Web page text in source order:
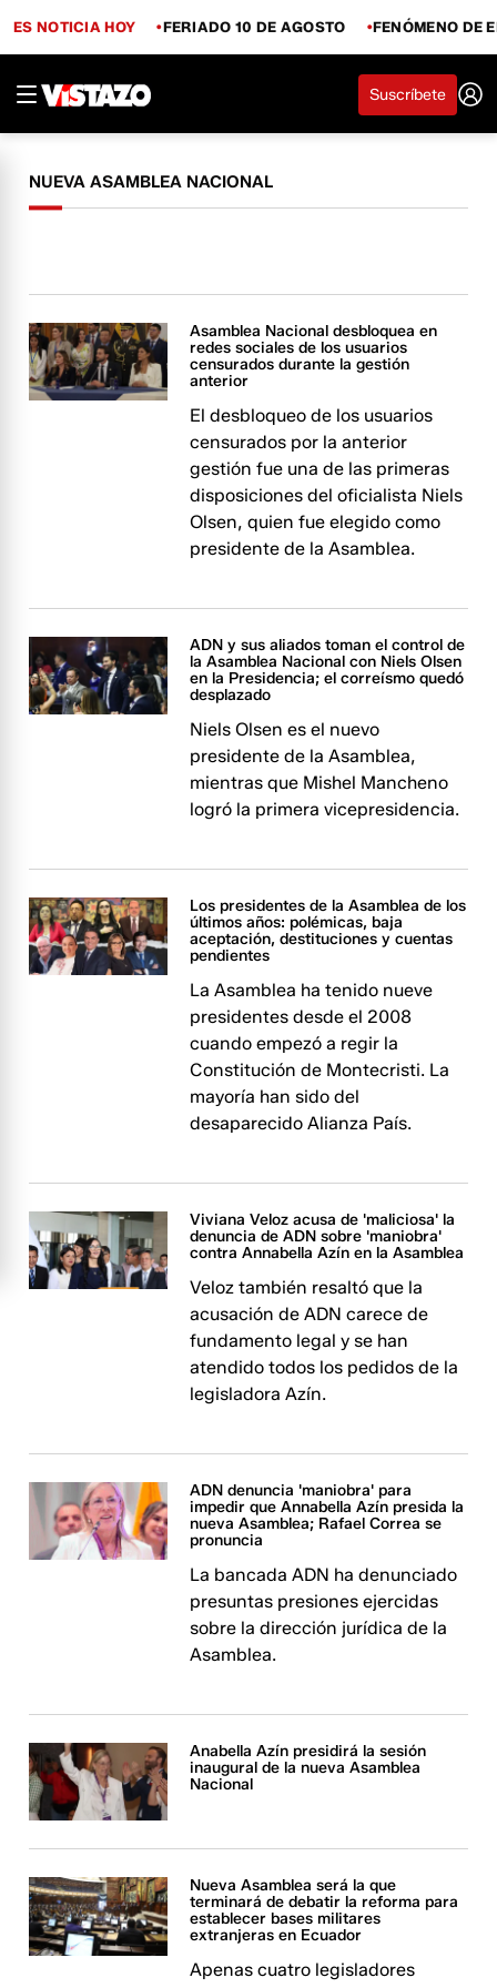
ES NOTICIA HOY FERIADO 10 DE AGOSTO FENÓMENO DE
Suscríbete
NUEVA ASAMBLEA NACIONAL
Asamblea Nacional desbloquea en
redes sociales de los usuarios
censurados durante la gestión
anterior
El desbloqueo de los usuarios
censurados por la anterior
gestión fue una de las primeras
disposiciones del oficialista Niels
Olsen, quien fue elegido como
presidente de la Asamblea.
ADN y sus aliados toman el control de
la Asamblea Nacional con Niels Olsen
en la Presidencia; el correísmo quedó
desplazado
Niels Olsen es el nuevo
presidente de la Asamblea,
mientras que Mishel Mancheno
logró la primera vicepresidencia.
Los presidentes de la Asamblea de los
últimos años: polémicas, baja
aceptación, destituciones y cuentas
pendientes
La Asamblea ha tenido nueve
presidentes desde el 2008
cuando empezó a regir la
Constitución de Montecristi. La
mayoría han sido del
desaparecido Alianza País.
Viviana Veloz acusa de 'maliciosa' la
denuncia de ADN sobre 'maniobra'
contra Annabella Azín en la Asamblea
Veloz también resaltó que la
acusación de ADN carece de
fundamento legal y se han
atendido todos los pedidos de la
legisladora Azín.
ADN denuncia 'maniobra' para
impedir que Annabella Azín presida la
nueva Asamblea; Rafael Correa se
pronuncia
La bancada ADN ha denunciado
presuntas presiones ejercidas
sobre la dirección jurídica de la
Asamblea.
Anabella Azín presidirá la sesión
inaugural de la nueva Asamblea
Nacional
Nueva Asamblea será la que
terminará de debatir la reforma para
establecer bases militares
extranjeras en Ecuador
Apenas cuatro legisladores